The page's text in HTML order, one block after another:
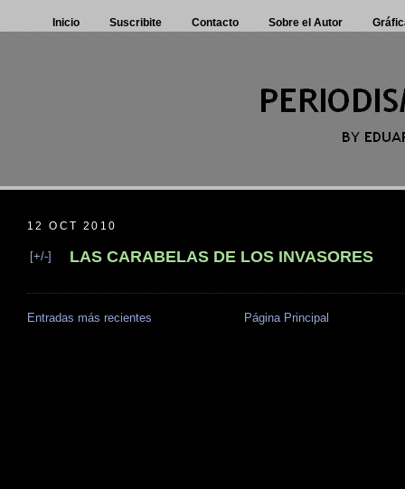
Inicio Suscribite Contacto Sobre el Autor
12 OCT 2010
[+/-] LAS CARABELAS DE LOS INVASORES
Entradas más recientes Página Principal